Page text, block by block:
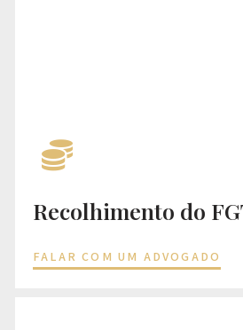
Recolhimento do
FALAR COM UM ADVOGADO